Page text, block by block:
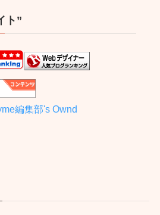
ト”
編集部's Ownd